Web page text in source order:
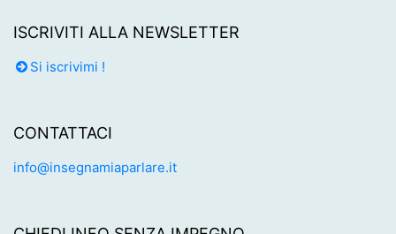
ISCRIVITI ALLA NEWSLETTER
Si iscrivimi !
CONTATTACI
info@insegnamiaparlare.it